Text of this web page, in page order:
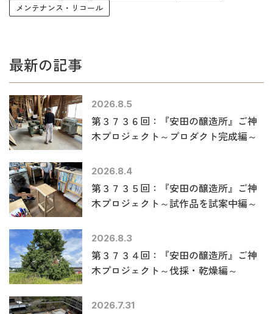
メンテナンス・リコール
最新の記事
2026.8.5
第３７３６回：『安田の醸造所』ご神
木プロジェクト～プロダクト完成編～
2026.8.4
第３７３５回：『安田の醸造所』ご神
木プロジェクト～試作品を試案中編～
2026.8.3
第３７３４回：『安田の醸造所』ご神
木プロジェクト～伐採・乾燥編～
2026.7.31